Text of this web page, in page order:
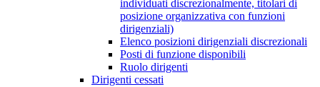
individuati discrezionalmente, titolari di
posizione organizzativa con funzioni
dirigenziali)
Elenco posizioni dirigenziali discrezionali
Posti di funzione disponibili
Ruolo dirigenti
Dirigenti cessati